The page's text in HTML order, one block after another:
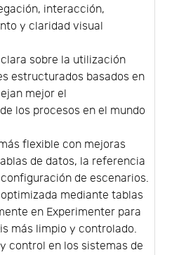
interacción,
y claridad visual
sobre la utilización
estructurados basados en
mejor el
los procesos en el mundo
flexible con mejoras
de datos, la referencia
de escenarios.
mediante tablas
en Experimenter para
más limpio y controlado.
control en los sistemas de